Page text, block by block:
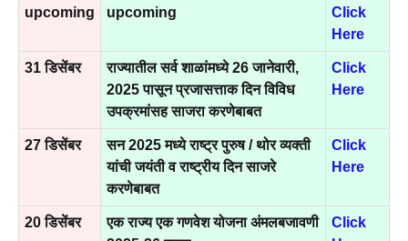
upcoming upcoming
Click
Here
31 डिसेंबर
राज्यातील सर्व शाळांमध्ये 26 जानेवारी,
2025 पासून प्रजासत्ताक दिन विविध
उपक्रमांसह साजरा करणेबाबत
Click
Here
27 डिसेंबर
सन 2025 मध्ये राष्ट्र पुरुष / थोर व्यक्ती
यांची जयंती व राष्ट्रीय दिन साजरे
करणेबाबत
Click
Here
20 डिसेंबर
एक राज्य एक गणवेश योजना अंमलबजावणी
Click